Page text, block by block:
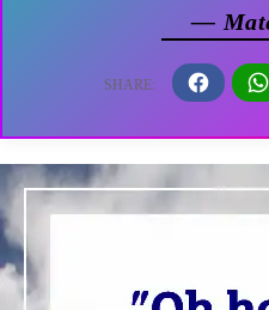
—